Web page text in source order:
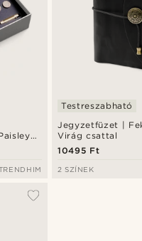
Jegyzetfüzet |
Virág csattal
Testreszabható
10495 Ft
2 SZÍNEK